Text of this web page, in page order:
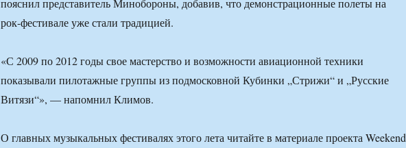
пояснил представитель Минобороны, добавив, что демонстрационные полеты на
рок-фестивале уже стали традицией.
«С 2009 по 2012 годы свое мастерство и возможности авиационной техники
показывали пилотажные группы из подмосковной Кубинки „Стрижи“ и „Русские
Витязи“», — напомнил Климов.
О главных музыкальных фестивалях этого лета читайте в материале проекта Weekend